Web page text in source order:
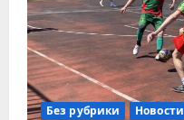
Без рубрики